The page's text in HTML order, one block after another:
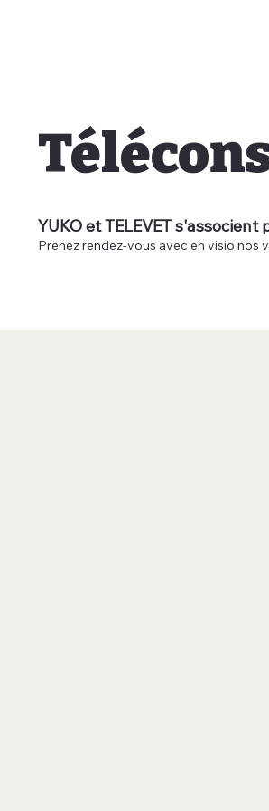
YUKO et TELEVET
Prenez rendez-vous avec en visio nos